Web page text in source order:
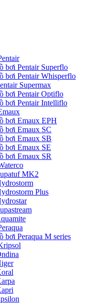
bơi Pentair Superflo
bơi Pentair Whisperflo
Supermax
bơi Pentair Optiflo
bơi Pentair Intelliflo
bơi Emaux EPH
bơi Emaux SC
bơi Emaux SB
bơi Emaux SE
bơi Emaux SR
MK2
Plus
bơi Peraqua M series